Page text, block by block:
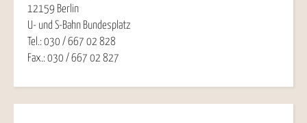
12159 Berlin
U- und S-Bahn Bundesplatz
Tel.: 030 / 667 02 828
Fax.: 030 / 667 02 827